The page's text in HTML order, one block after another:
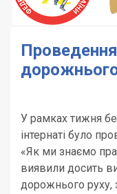
У рамках тижня
інтернаті було
«Як ми знаємо
виявили досить
дорожнього руху,